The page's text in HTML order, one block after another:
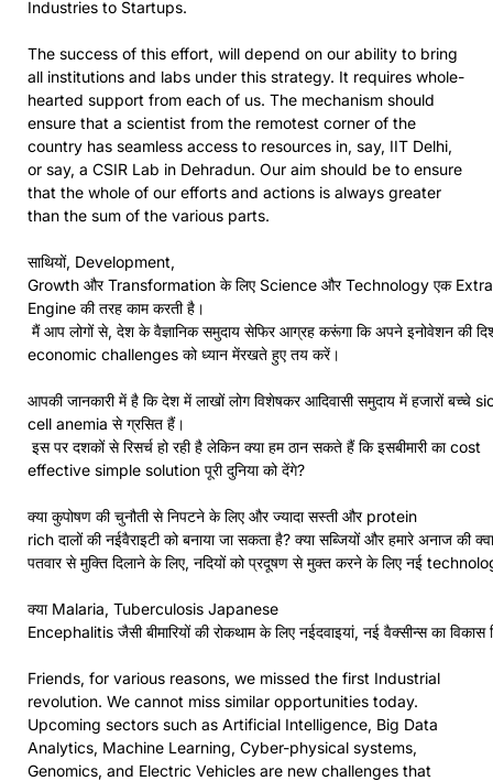
Industries to Startups.
The success of this effort, will depend on our ability to bring
all institutions and labs under this strategy. It requires whole-
hearted support from each of us. The mechanism should
ensure that a scientist from the remotest corner of the
country has seamless access to resources in, say, IIT Delhi,
or say, a CSIR Lab in Dehradun. Our aim should be to ensure
that the whole of our efforts and actions is always greater
than the sum of the various parts.
साथियों, Development,
Growth और Transformation के लिए Science और Technology एक
Engine की तरह काम करती है।
मैं आप लोगों से, देश के वैज्ञानिक समुदाय सेफिर आग्रह करूंगा कि अपने इनोवेशन की
economic challenges को ध्यान मेंरखते हुए तय करें।
आपकी जानकारी में है कि देश में लाखों लोग विशेषकर आदिवासी समुदाय में हजारों बच्चे
cell anemia से ग्रसित हैं।
इस पर दशकों से रिसर्च हो रही है लेकिन क्या हम ठान सकते हैं कि इसबीमारी का cost
effective simple solution पूरी दुनिया को देंगे?
क्या कुपोषण की चुनौती से निपटने के लिए और ज्यादा सस्ती और protein
rich दालों की नईवैराइटी को बनाया जा सकता है? क्या सब्जियों और हमारे अनाज की
पतवार से मुक्ति दिलाने के लिए, नदियों को प्रदूषण से मुक्त करने के लिए नई
क्या Malaria, Tuberculosis Japanese
Encephalitis जैसी बीमारियों की रोकथाम के लिए नईदवाइयां, नई वैक्सीन्स का
Friends, for various reasons, we missed the first Industrial
revolution. We cannot miss similar opportunities today.
Upcoming sectors such as Artificial Intelligence, Big Data
Analytics, Machine Learning, Cyber-physical systems,
Genomics, and Electric Vehicles are new challenges that